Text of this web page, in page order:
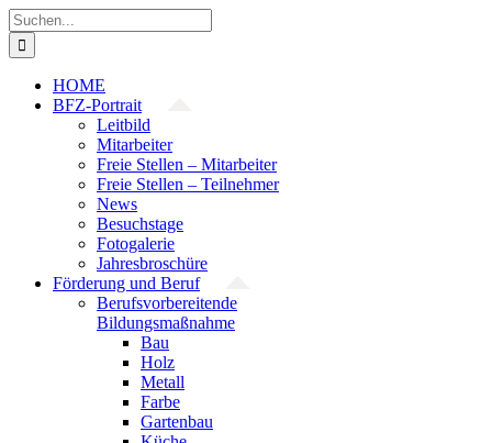
Zum
Inhalt
springen
Suche
nach:
HOME
BFZ-Portrait
Leitbild
Mitarbeiter
Freie Stellen – Mitarbeiter
Freie Stellen – Teilnehmer
News
Besuchstage
Fotogalerie
Jahresbroschüre
Förderung und Beruf
Berufsvorbereitende
Bildungsmaßnahme
Bau
Holz
Metall
Farbe
Gartenbau